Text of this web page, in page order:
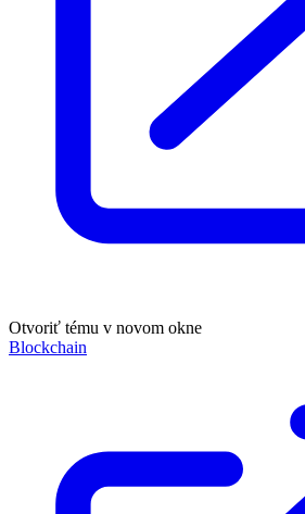
Otvoriť tému v novom okne
Blockchain